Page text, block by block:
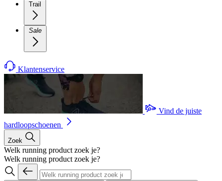
Trail
Sale
Klantenservice
Vind de juiste
hardloopschoenen
Zoek
Welk running product zoek je?
Welk running product zoek je?